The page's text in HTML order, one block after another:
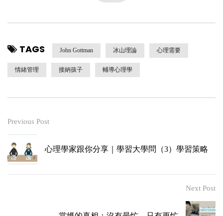
TAGS John Gottman 冰山理論 心理需要
情緒管理 接納孩子 輔導心理學
Previous Post
心理學家跟你分享｜學習大學問（3）學習策略
Next Post